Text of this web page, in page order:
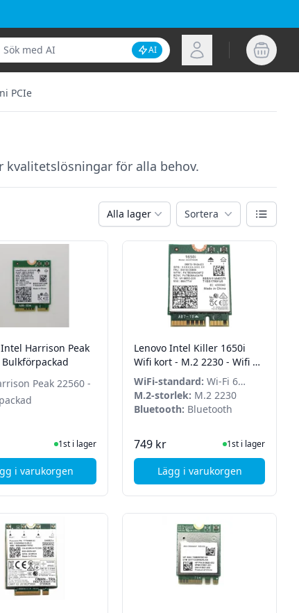
Inaktivera AI-sökning
AI Logga in
PCIe
för alla behov.
Alla lager Sortera Växla vy
M2
Harrison Peak
Bulkförpackad
Peak 22560 -
I Lager1st i lager
i varukorgen
, Lenovo Intel Harrison Peak 22560 - Bulkförpackad
Lenovo Intel Killer 1650i
Wifi kort - M.2 2230 - Wifi 6
+ Bluetooth - BULK
WiFi-standard: Wi-Fi 6
(Killer 1650i)
M.2-storlek: M.2 2230
Bluetooth: Bluetooth
749 kr I Lager1st i lager
Lägg i varukorgen, Lenovo Intel Killer